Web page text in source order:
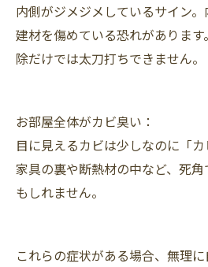
内側がジメジメしているサイン。
建材を傷めている恐れがありま
除だけでは太刀打ちできません。
お部屋全体がカビ臭い：
目に見えるカビは少しなのに「カ
家具の裏や断熱材の中など、死
もしれません。
これらの症状がある場合、無理